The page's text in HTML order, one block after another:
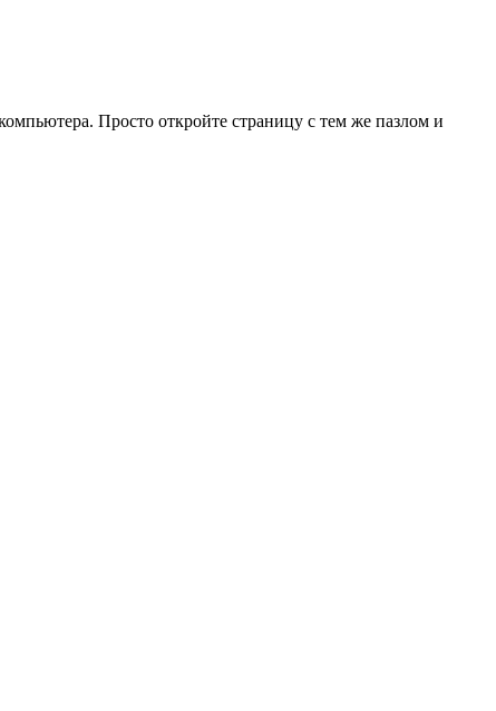
Просто откройте страницу с тем же пазлом и